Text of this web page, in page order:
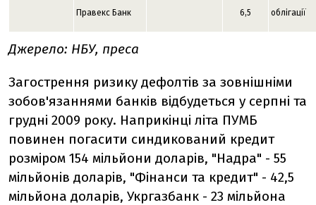
Правекс Банк 6,5 облігації
Джерело: НБУ, преса
Загострення ризику дефолтів за зовнішніми
зобов'язаннями банків відбудеться у серпні та
грудні 2009 року. Наприкінці літа ПУМБ
повинен погасити синдикований кредит
розміром 154 мільйони доларів, "Надра" - 55
мільйонів доларів, "Фінанси та кредит" - 42,5
мільйона доларів, Укргазбанк - 23 мільйона